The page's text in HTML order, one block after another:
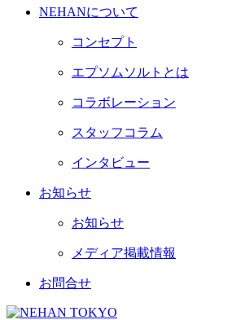
NEHANについて
コンセプト
エプソムソルトとは
コラボレーション
スタッフコラム
インタビュー
お知らせ
お知らせ
メディア掲載情報
お問合せ